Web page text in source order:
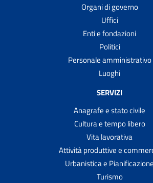
Organi di governo
Uffici
Enti e fondazioni
Politici
Personale amministrativo
Luoghi
SERVIZI
Anagrafe e stato civile
Cultura e tempo libero
Vita lavorativa
Attività produttive e
Urbanistica e Pianificazione
Turismo